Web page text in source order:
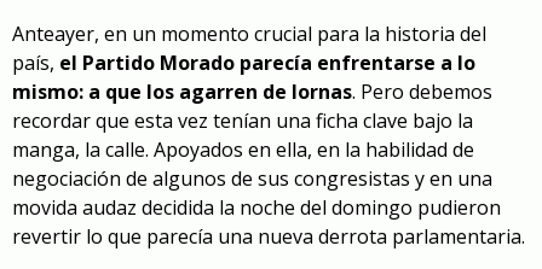
Anteayer, en un momento crucial para la historia del
país, el Partido Morado parecía enfrentarse a lo
mismo: a que los agarren de lornas. Pero debemos
recordar que esta vez tenían una ficha clave bajo la
manga, la calle. Apoyados en ella, en la habilidad de
negociación de algunos de sus congresistas y en una
movida audaz decidida la noche del domingo pudieron
revertir lo que parecía una nueva derrota parlamentaria.